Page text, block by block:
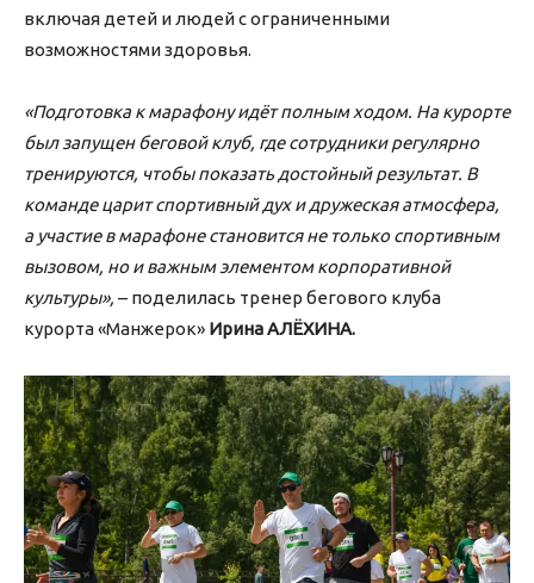
включая детей и людей с ограниченными
возможностями здоровья.
«Подготовка к марафону идёт полным ходом. На курорте
был запущен беговой клуб, где сотрудники регулярно
тренируются, чтобы показать достойный результат. В
команде царит спортивный дух и дружеская атмосфера,
а участие в марафоне становится не только спортивным
вызовом, но и важным элементом корпоративной
культуры», – поделилась тренер бегового клуба
курорта «Манжерок» Ирина АЛЁХИНА.